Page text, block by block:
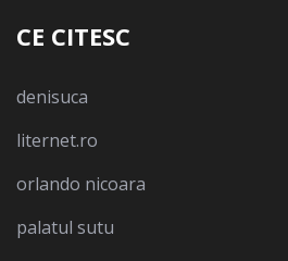
CE CITESC
denisuca
liternet.ro
orlando nicoara
palatul sutu